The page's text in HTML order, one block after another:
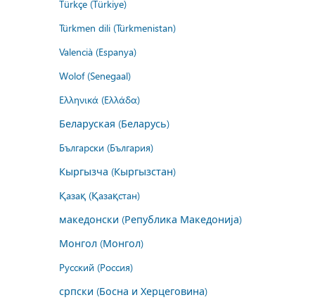
Türkçe (Türkiye)
Türkmen dili (Türkmenistan)
Valencià (Espanya)
Wolof (Senegaal)
Ελληνικά (Ελλάδα)
Беларуская (Беларусь)
Български (България)
Кыргызча (Кыргызстан)
Қазақ (Қазақстан)
македонски (Република Македонија)
Монгол (Монгол)
Русский (Россия)
српски (Босна и Херцеговина)